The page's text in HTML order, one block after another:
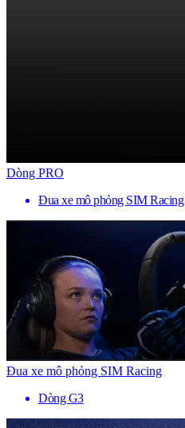
Dòng PRO
Đua xe mô phỏng SIM Racing
Đua xe mô phỏng SIM Racing
Dòng G3